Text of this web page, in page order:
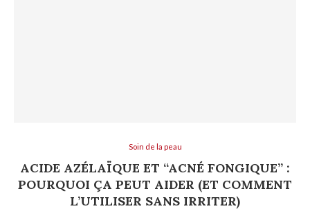
Soin de la peau
ACIDE AZÉLAÏQUE ET “ACNÉ FONGIQUE” :
POURQUOI ÇA PEUT AIDER (ET COMMENT
L’UTILISER SANS IRRITER)